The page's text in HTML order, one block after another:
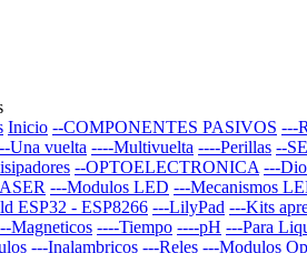
Inicio --COMPONENTES PASIVOS ---
Una vuelta ----Multivuelta ----Perillas --
--OPTOELECTRONICA ---
---Modulos LED ---Mecanismos
ESP32 - ESP8266 ---LilyPad ---Kits
Magneticos ----Tiempo ----pH ---Para
---Inalambricos ---Reles ---Modulos